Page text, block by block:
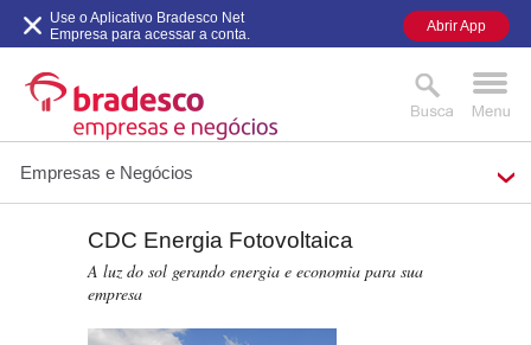
Empresas e Negócios
RECENTES
CDC Energia Fotovoltaica
A luz do sol gerando energia e economia para sua
empresa
Use o Aplicativo Bradesco Net
Empresa para acessar a conta.
Abrir App